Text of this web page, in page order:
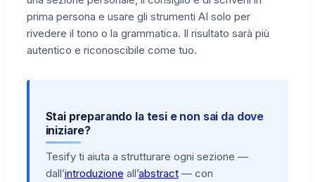
prima persona e usare gli strumenti AI solo per
rivedere il tono o la grammatica. Il risultato sarà più
autentico e riconoscibile come tuo.
Stai preparando la tesi e non sai da dove
iniziare?
Tesify ti aiuta a strutturare ogni sezione —
dall’introduzione all’abstract— con